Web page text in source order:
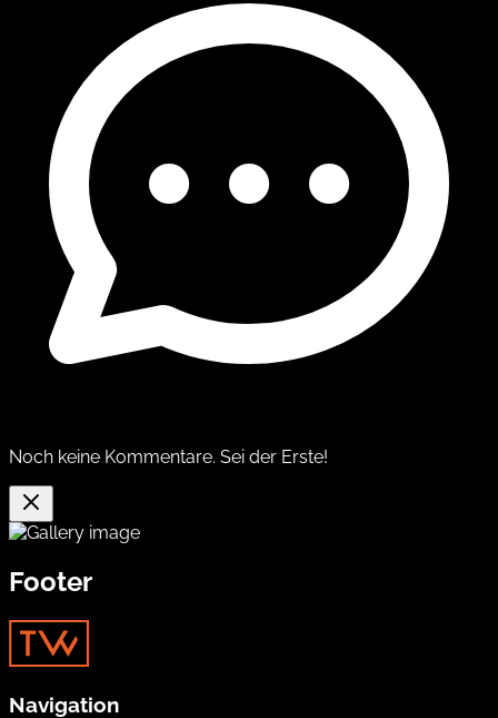
Noch keine Kommentare. Sei der Erste!
Footer
Navigation